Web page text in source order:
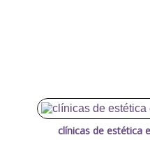
clínicas de estética